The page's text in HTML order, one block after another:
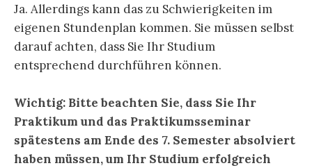
Ja. Allerdings kann das zu Schwierigkeiten im
eigenen Stundenplan kommen. Sie müssen selbst
darauf achten, dass Sie Ihr Studium
entsprechend durchführen können.
Wichtig: Bitte beachten Sie, dass Sie Ihr
Praktikum und das Praktikumsseminar
spätestens am Ende des 7. Semester absolviert
haben müssen, um Ihr Studium erfolgreich